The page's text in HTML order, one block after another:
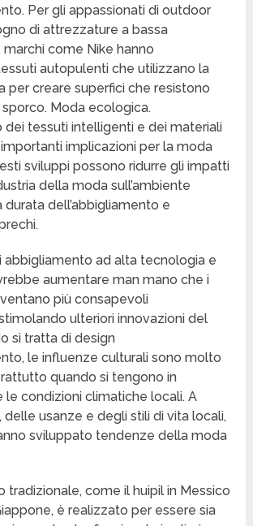
Per gli appassionati di outdoor
di attrezzature a bassa
come Nike hanno
autopulenti che utilizzano la
per creare superfici che resistono
sporco. Moda ecologica.
dei tessuti intelligenti e dei materiali
implicazioni per la moda
sviluppi possono ridurre gli impatti
della moda sull’ambiente
dell’abbigliamento e
abbigliamento ad alta tecnologia e
aumentare man mano che i
più consapevoli
ulteriori innovazioni del
si tratta di design
le influenze culturali sono molto
quando si tengono in
le condizioni climatiche locali. A
delle usanze e degli stili di vita locali,
sviluppato tendenze della moda
tradizionale, come il huipil in Messico
è realizzato per essere sia